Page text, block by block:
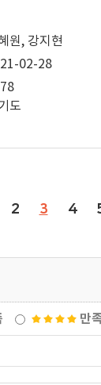
원, 강지현
02-28
도
2 3 4
만